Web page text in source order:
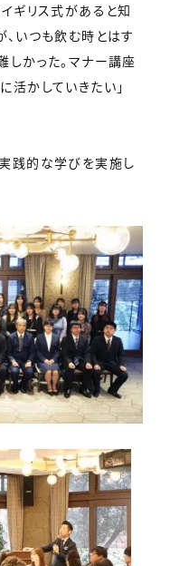
ギリス式があると知
、いつも飲む時とはす
しかった。マナー講座
活かしていきたい」
践的な学びを実施し